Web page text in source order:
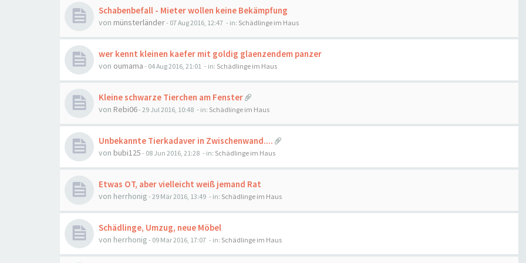
Schabenbefall - Mieter wollen keine Bekämpfung
von münsterländer- 07 Aug 2016, 12:47 - in: Schädlinge im Haus
wer kennt kleinen kaefer mit goldig glaenzendem panzer
von oumama - 04 Aug 2016, 21:01 - in: Schädlinge im Haus
Kleine schwarze Tierchen am Fenster
von Rebi06- 29 Jul 2016, 10:48 - in: Schädlinge im Haus
Unbekannte Tierkadaver in Zwischenwand....
von bubi125 - 08 Jun 2016, 21:28 - in: Schädlinge im Haus
Etwas OT, aber vielleicht weiß jemand Rat
von herrhonig - 29 Mär 2016, 13:49 - in: Schädlinge im Haus
Schädlinge, Umzug, neue Möbel
von herrhonig - 09 Mär 2016, 17:07 - in: Schädlinge im Haus